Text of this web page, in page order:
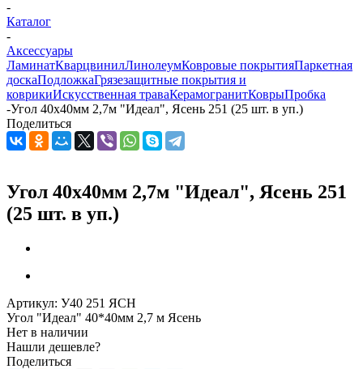
-
Каталог
-
Аксессуары
ЛаминатКварцвинилЛинолеумКовровые покрытияПаркетная
доскаПодложкаГрязезащитные покрытия и
коврикиИскусственная траваКерамогранитКоврыПробка
-Угол 40х40мм 2,7м "Идеал", Ясень 251 (25 шт. в уп.)
Поделиться
Угол 40х40мм 2,7м "Идеал", Ясень 251
(25 шт. в уп.)
Артикул: У40 251 ЯСН
Угол "Идеал" 40*40мм 2,7 м Ясень
Нет в наличии
Нашли дешевле?
Поделиться